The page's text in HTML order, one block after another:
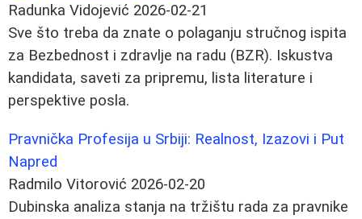
Radunka Vidojević 2026-02-21
Sve što treba da znate o polaganju stručnog ispita
za Bezbednost i zdravlje na radu (BZR). Iskustva
kandidata, saveti za pripremu, lista literature i
perspektive posla.
Pravnička Profesija u Srbiji: Realnost, Izazovi i Put
Napred
Radmilo Vitorović 2026-02-20
Dubinska analiza stanja na tržištu rada za pravnikе